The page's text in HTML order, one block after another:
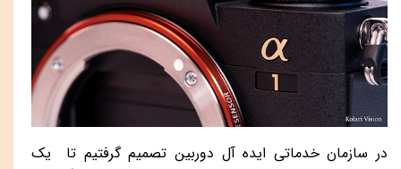
در سازمان خدماتی ایده آل دوربین تصمیم گرفتیم تا یک